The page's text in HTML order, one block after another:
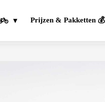
Prijzen & Pakketten 💰